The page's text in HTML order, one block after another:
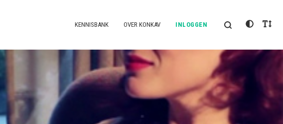
KENNISBANK OVER KONKAV INLOGGEN